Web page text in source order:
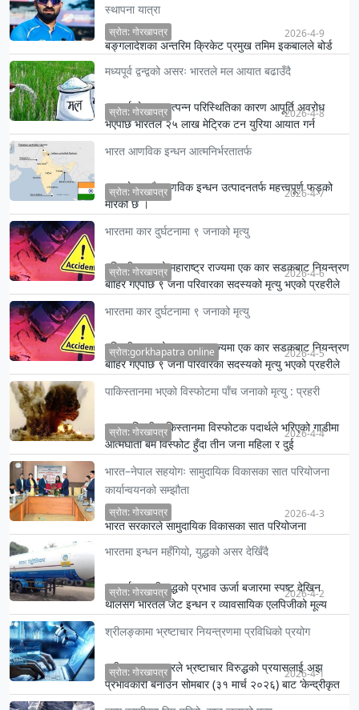
स्थापना यात्रा
बङ्गलादेशका अन्तरिम क्रिकेट प्रमुख तमिम इकबालले बोर्ड
बर्खास्त भएपछि देशको क्रिकेट प्रतिष्ठा सुधार गर्ने दृढ
प्रतिबद्…
स्रोत: गोरखापत्र 2026-4-9
मध्यपूर्व द्वन्द्वको असरः भारतले मल आयात बढाउँदै
मध्यपूर्व क्षेत्रमा उत्पन्न परिस्थितिका कारण आपूर्ति अवरोध
भएपछि भारतले २५ लाख मेट्रिक टन युरिया आयात गर्न
स्रोत: गोरखापत्र 2026-4-8
भारत आणविक इन्धन आत्मनिर्भरतातर्फ
भारतले आफ्नै आणविक इन्धन उत्पादनतर्फ महत्त्वपूर्ण फड्को
मारेको छ ।
स्रोत: गोरखापत्र 2026-4-7
भारतमा कार दुर्घटनामा ९ जनाको मृत्यु
पश्चिमी भारतको महाराष्ट्र राज्यमा एक कार सडकबाट नियन्त्रण
बाहिर गएपछि ९ जना परिवारका सदस्यको मृत्यु भएको प्रहरीले
स्रोत: गोरखापत्र 2026-4-6
भारतमा कार दुर्घटनामा ९ जनाको मृत्यु
पश्चिमी भारतको महाराष्ट्र राज्यमा एक कार सडकबाट नियन्त्रण
बाहिर गएपछि ९ जना परिवारका सदस्यको मृत्यु भएको प्रहरीले
स्रोत:gorkhapatra online 2026-4-5
पाकिस्तानमा भएको विस्फोटमा पाँच जनाको मृत्यु : प्रहरी
उत्तर पश्चिमी पाकिस्तानमा विस्फोटक पदार्थले भरिएको गाडीमा
आत्मघाती बम विस्फोट हुँदा तीन जना महिला र दुई
स्रोत: गोरखापत्र 2026-4-4
भारत–नेपाल सहयोगः सामुदायिक विकासका सात परियोजना
कार्यान्वयनको सम्झौता
भारत सरकारले सामुदायिक विकासका सात परियोजना
कार्यान्वयन गर्ने भएको छ ।
स्रोत: गोरखापत्र 2026-4-3
भारतमा इन्धन महँगियो, युद्धको असर देखिँदै
मध्यपूर्वमा जारी युद्धको प्रभाव ऊर्जा बजारमा स्पष्ट देखिन
थालेसँगै भारतले जेट इन्धन र व्यावसायिक एलपिजीको मूल्य
स्रोत: गोरखापत्र 2026-4-2
श्रीलङ्कामा भ्रष्टाचार नियन्त्रणमा प्रविधिको प्रयोग
श्रीलङ्का सरकारले भ्रष्टाचार विरुद्धको प्रयासलाई अझ
प्रभावकारी बनाउन सोमबार (३१ मार्च २०२६) बाट ‘केन्द्रीकृत
स्रोत: गोरखापत्र 2026-4-1